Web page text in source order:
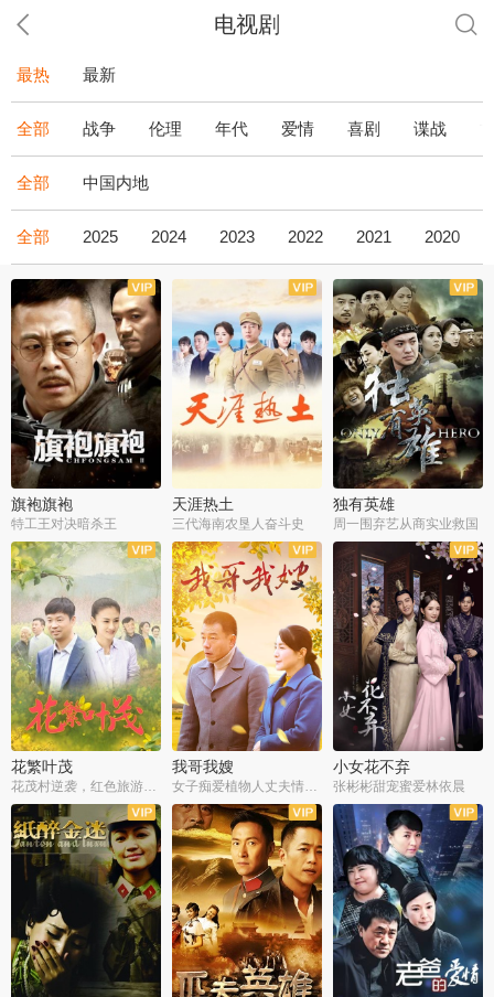
电视剧
最热 最新
全部 战争 伦理 年代 爱情 喜剧 谍战
全部 中国内地
全部 2025 2024 2023 2022 2021 2020
全43集
旗袍旗袍
特工王对决暗杀王
全36集
天涯热土
三代海南农垦人奋斗史
全34集
独有英雄
周一围弃艺从商实业救国
全34集
花繁叶茂
花茂村逆袭，红色旅游出圈
全50集
我哥我嫂
女子痴爱植物人丈夫情定一生
全51集
小女花不弃
张彬彬甜宠蜜爱林依晨
全42集
全35集 全32集